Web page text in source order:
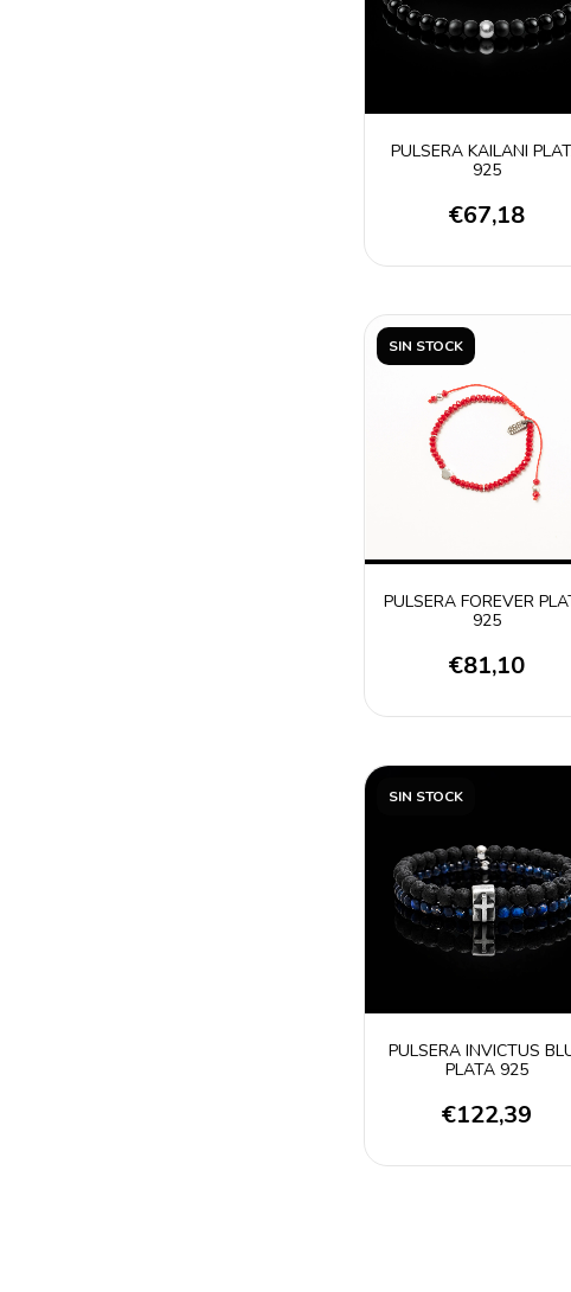
PULSERA KAILANI
925
€67,18
SIN STOCK
PULSERA FOREVER
925
€81,10
SIN STOCK
PULSERA INVICTUS
PLATA 925
€122,39